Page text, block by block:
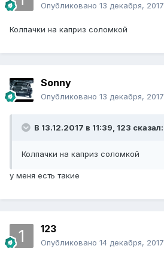
Опубликовано 13 декабря, 2017
Колпачки на каприз соломкой
Sonny
Опубликовано 13 декабря, 2017
В 13.12.2017 в 11:39, 123 сказал:
Колпачки на каприз соломкой
у меня есть такие
123
Опубликовано 14 декабря, 2017